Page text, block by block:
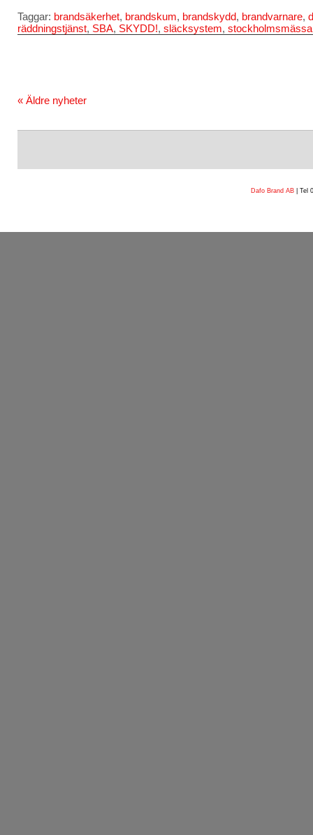
Taggar: brandsäkerhet, brandskum, brandskydd, brandvarnare,
räddningstjänst, SBA, SKYDD!, släcksystem,
« Äldre nyheter
Dafo Brand AB | Tel